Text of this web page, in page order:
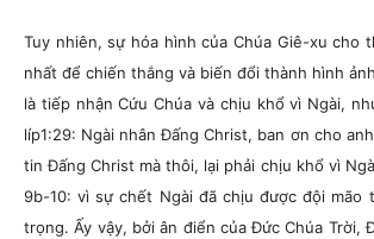
Tuy nhiên, sự hóa hình của Chúa Giê-xu cho
nhất để chiến thắng và biến đổi thành hình
là tiếp nhận Cứu Chúa và chịu khổ vì Ngài,
líp1:29: Ngài nhân Đấng Christ, ban ơn cho
tin Đấng Christ mà thôi, lại phải chịu khổ vì
9b-10: vì sự chết Ngài đã chịu được đội mão
trọng. Ấy vậy, bởi ân điển của Đức Chúa Trời,